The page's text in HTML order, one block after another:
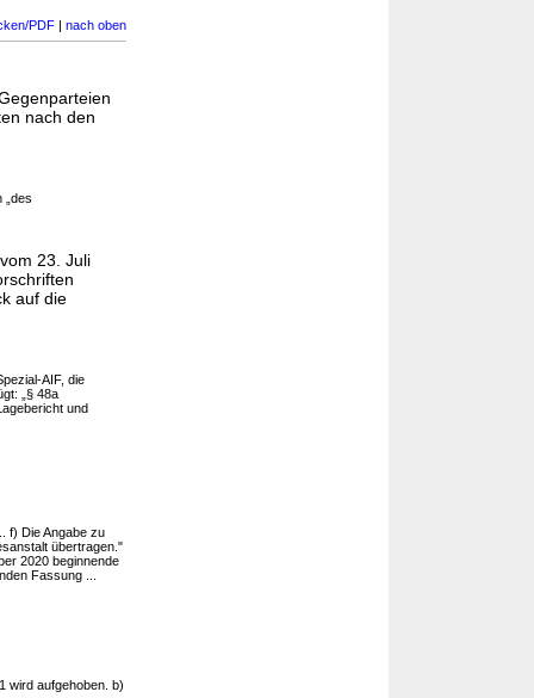
PDF | nach oben
nach den
„des
23. Juli
auf die
AIF, die
„§ 48a
und
f) Die Angabe zu
übertragen."
2020 beginnende
Fassung ...
wird aufgehoben. b)